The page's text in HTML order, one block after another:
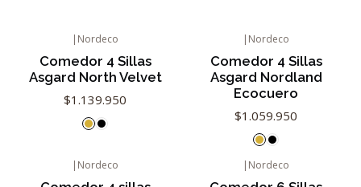
| Nordeco
Comedor 4 Sillas
Asgard North Velvet
$1.139.950
| Nordeco
Comedor 4 Sillas
Asgard Nordland
Ecocuero
$1.059.950
| Nordeco | Nordeco